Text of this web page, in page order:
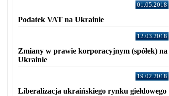
01.05.2018
Podatek VAT na Ukrainie
12.03.2018
Zmiany w prawie korporacyjnym (spółek) na
Ukrainie
19.02.2018
Liberalizacja ukraińskiego rynku giełdowego